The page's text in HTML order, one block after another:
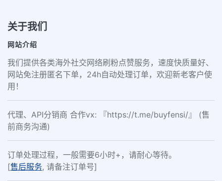
关于我们
网站介绍
我们提供各类海外社交网络刷粉点赞服务，速度快质量好、
网站免注册匿名下单，24h自动处理订单，欢迎新老客户使
用！
代理、API分销商 合作vx: 『https://t.me/buyfensi/』 (售
前商务沟通)
订单处理过程，一般需要6小时+，请耐心等待。
[售后服务, 请备注订单号]